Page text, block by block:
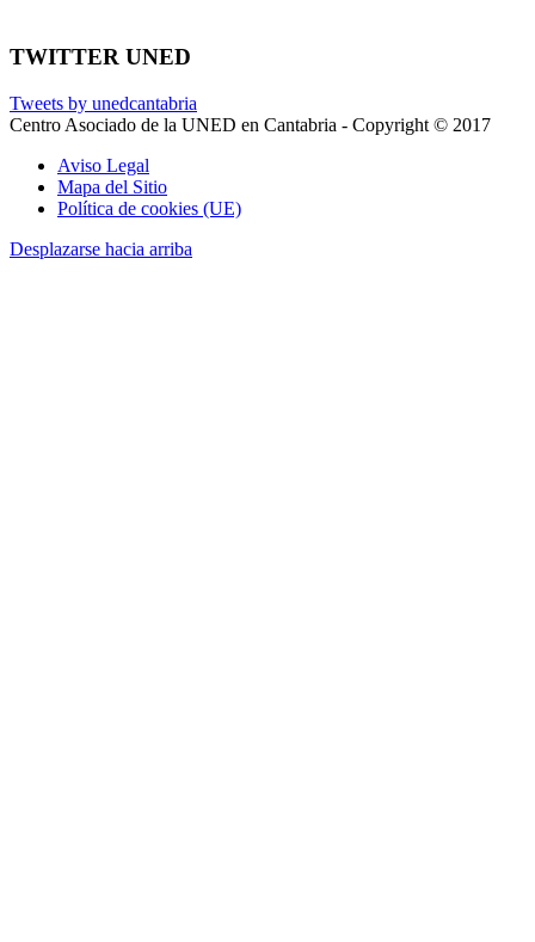
TWITTER UNED
Tweets by unedcantabria
Centro Asociado de la UNED en Cantabria - Copyright © 2017
Aviso Legal
Mapa del Sitio
Política de cookies (UE)
Desplazarse hacia arriba